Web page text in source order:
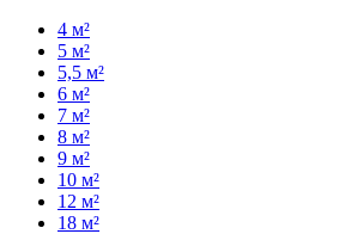
4 м²
5 м²
5,5 м²
6 м²
7 м²
8 м²
9 м²
10 м²
12 м²
18 м²